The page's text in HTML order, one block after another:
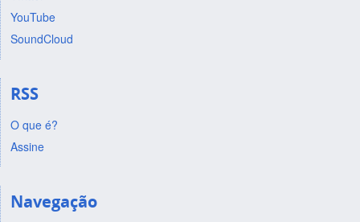
YouTube
SoundCloud
RSS
O que é?
Assine
Navegação